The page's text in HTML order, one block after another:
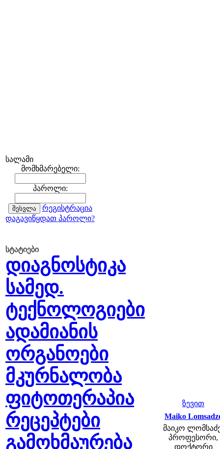
სალამი
მომხმარებელი:
პაროლი:
რეგისტრაცია
დაგავიწყდათ პაროლი?
სტატიები
დიაგნოსტიკა
სამედ.
ტექნოლოგიები
ადამიანის
ორგანოები
მკურნალობა
ფიტოთერაპია
რეცეპტები
გამოხმაურება
ზევით
Maiko
მაიკო
პროფესორი,
დოქტორი